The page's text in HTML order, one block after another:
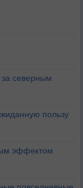
за северным
пользу
эффектом